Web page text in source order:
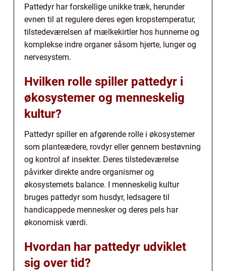
Pattedyr har forskellige unikke træk, herunder
evnen til at regulere deres egen kropstemperatur,
tilstedeværelsen af mælkekirtler hos hunnerne og
komplekse indre organer såsom hjerte, lunger og
nervesystem.
Hvilken rolle spiller pattedyr i
økosystemer og menneskelig
kultur?
Pattedyr spiller en afgørende rolle i økosystemer
som planteædere, rovdyr eller gennem bestøvning
og kontrol af insekter. Deres tilstedeværelse
påvirker direkte andre organismer og
økosystemets balance. I menneskelig kultur
bruges pattedyr som husdyr, ledsagere til
handicappede mennesker og deres pels har
økonomisk værdi.
Hvordan har pattedyr udviklet
sig over tid?